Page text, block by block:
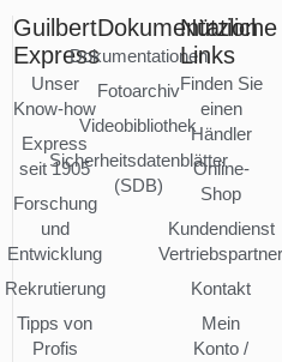
Guilbert
Express
Unser
Know-how
Express
seit 1905
Forschung
und
Entwicklung
Rekrutierung
Tipps von
Profis
Dokumentation
Dokumentationen
Fotoarchiv
Videobibliothek
Sicherheitsdatenblätter
(SDB)
Nützliche
Links
Finden Sie
einen
Händler
Online-
Shop
Kundendienst
Kontakt
Mein
Konto /